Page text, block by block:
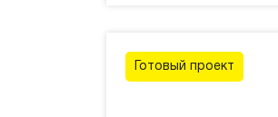
Готовый проект